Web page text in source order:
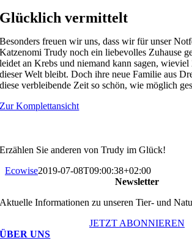
Glücklich vermittelt
Besonders freuen wir uns, dass wir für unser
Katzenomi Trudy noch ein liebevolles Zuhause
leidet an Krebs und niemand kann sagen,
dieser Welt bleibt. Doch ihre neue Familie aus
diese verbleibende Zeit so schön, wie möglich
Zur Komplettansicht
Erzählen Sie anderen von Trudy im Glück!
Ecowise2019-07-08T09:00:38+02:00
Newsletter
Aktuelle Informationen zu unseren Tier- und
JETZT ABONNIEREN
ÜBER UNS